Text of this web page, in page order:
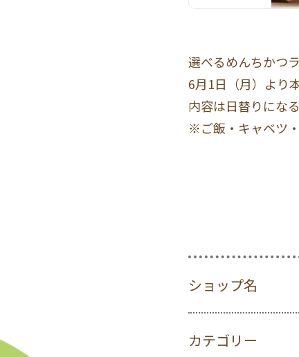
選べるめんちかつ
6月1日（月）より
内容は日替りにな
※ご飯・キャベツ
ショップ名
カテゴリー